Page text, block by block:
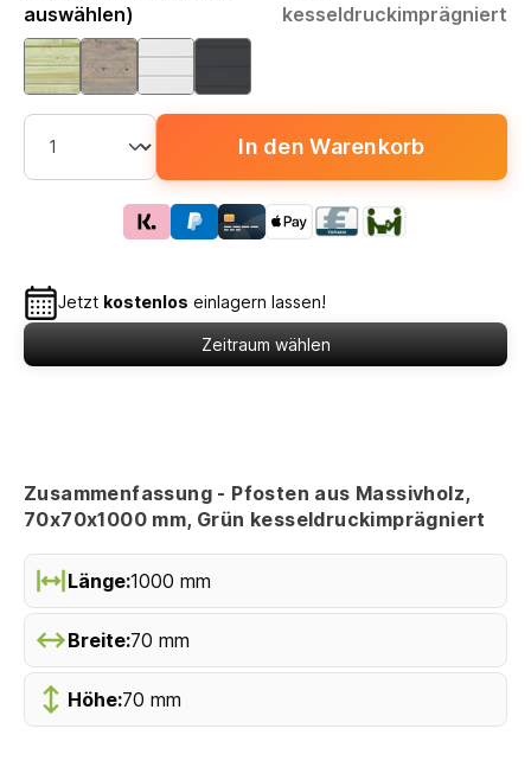
auswählen)
kesseldruckimprägniert
In den Warenkorb
Jetzt kostenlos einlagern lassen!
Zeitraum wählen
Zusammenfassung - Pfosten aus Massivholz,
70x70x1000 mm, Grün kesseldruckimprägniert
Länge:1000 mm
Breite:70 mm
Höhe:70 mm